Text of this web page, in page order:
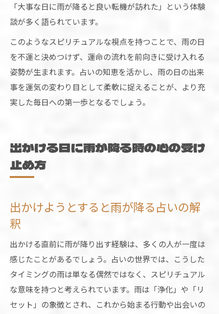
「大事な日に雨が降ると良い転機が訪れた」という体験
談が多く語られています。
このようなスピリチュアルな視点を持つことで、雨の日
を不運と決めつけず、運命の流れを前向きに受け入れる
姿勢が生まれます。占いの知恵を活かし、雨の日の出来
事を運気の変わり目として柔軟に捉えることが、より充
実した毎日への第一歩となるでしょう。
出かける日に雨が降る時の心の受け
止め方
出かけようとすると雨が降る占いの解
釈
出かける直前に雨が降り出す経験は、多くの人が一度は
感じたことがあるでしょう。占いの世界では、こうした
タイミングの雨は単なる偶然ではなく、スピリチュアル
な意味を持つと考えられています。雨は「浄化」や「リ
セット」の象徴とされ、これから始まる行動や出会いの